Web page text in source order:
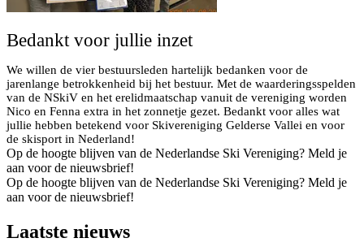
Bedankt voor jullie inzet
We willen de vier bestuursleden hartelijk bedanken voor de
jarenlange betrokkenheid bij het bestuur. Met de waarderingsspelden
van de NSkiV en het erelidmaatschap vanuit de vereniging worden
Nico en Fenna extra in het zonnetje gezet. Bedankt voor alles wat
jullie hebben betekend voor Skivereniging Gelderse Vallei en voor
de skisport in Nederland!
Op de hoogte blijven van de Nederlandse Ski Vereniging? Meld je
aan voor de nieuwsbrief!
Op de hoogte blijven van de Nederlandse Ski Vereniging? Meld je
aan voor de nieuwsbrief!
Laatste nieuws